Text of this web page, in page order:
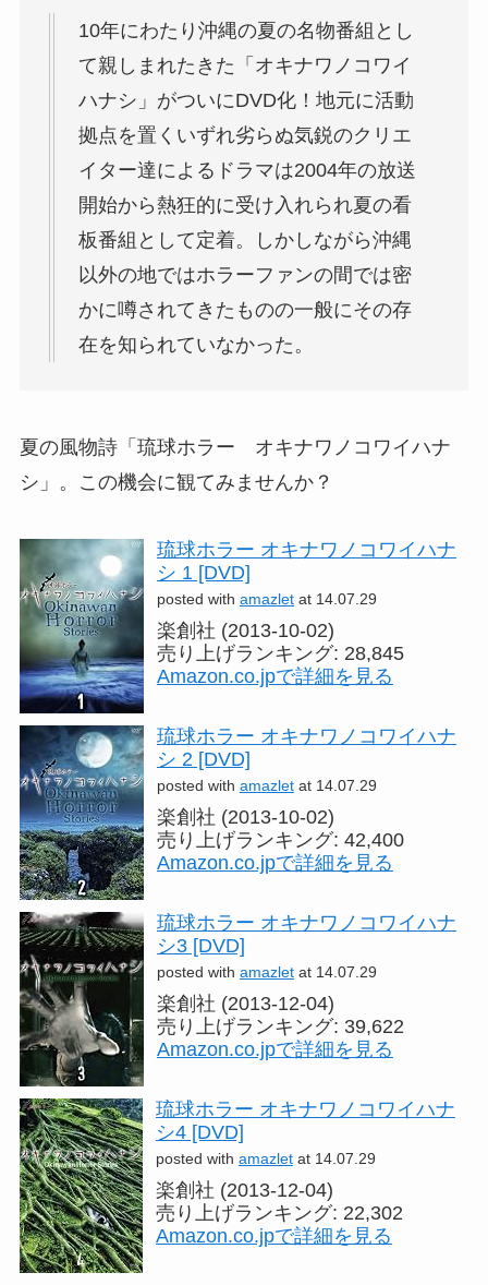
10年にわたり沖縄の夏の名物番組とし
て親しまれたきた「オキナワノコワイ
ハナシ」がついにDVD化！地元に活動
拠点を置くいずれ劣らぬ気鋭のクリエ
イター達によるドラマは2004年の放送
開始から熱狂的に受け入れられ夏の看
板番組として定着。しかしながら沖縄
以外の地ではホラーファンの間では密
かに噂されてきたものの一般にその存
在を知られていなかった。
夏の風物詩「琉球ホラー オキナワノコワイハナ
シ」。この機会に観てみませんか？
琉球ホラー オキナワノコワイハナ
シ 1 [DVD]
posted with amazletat 14.07.29
楽創社 (2013-10-02)
売り上げランキング: 28,845
Amazon.co.jpで詳細を見る
琉球ホラー オキナワノコワイハナ
シ 2 [DVD]
posted with amazletat 14.07.29
楽創社 (2013-10-02)
売り上げランキング: 42,400
Amazon.co.jpで詳細を見る
琉球ホラー オキナワノコワイハナ
シ3 [DVD]
posted with amazletat 14.07.29
楽創社 (2013-12-04)
売り上げランキング: 39,622
Amazon.co.jpで詳細を見る
琉球ホラー オキナワノコワイハナ
シ4 [DVD]
posted with amazletat 14.07.29
楽創社 (2013-12-04)
売り上げランキング: 22,302
Amazon.co.jpで詳細を見る